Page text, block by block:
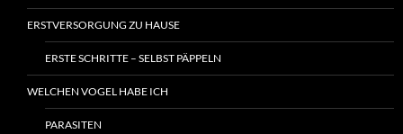
ERSTVERSORGUNG ZU HAUSE
ERSTE SCHRITTE – SELBST PÄPPELN
WELCHEN VOGEL HABE ICH
PARASITEN